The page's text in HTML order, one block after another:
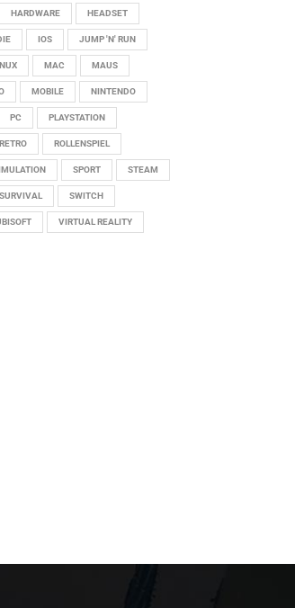
HARDWARE HEADSET
IOS JUMP 'N' RUN
MAC MAUS
MOBILE NINTENDO
PC PLAYSTATION
RETRO ROLLENSPIEL
SPORT STEAM
SURVIVAL SWITCH
VIRTUAL REALITY